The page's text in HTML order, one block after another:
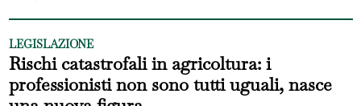
LEGISLAZIONE
Rischi catastrofali in agricoltura: i
professionisti non sono tutti uguali, nasce